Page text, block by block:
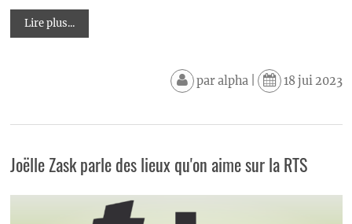
Lire plus...
paralpha| 18 jui 2023
Joëlle Zask parle des lieux qu'on aime sur la RTS